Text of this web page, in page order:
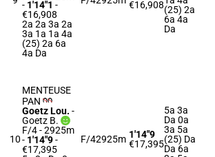
- 1'14"1 -
€16,908
2a 2a 3a 2a
3a 1a 1a 4a
(25) 2a 6a
4a Da
€16,908(25) 2a
6a 4a
Da
10
MENTEUSE
PAN
Goetz Lou. -
Goetz B.
F/4 - 2925m
- 1'14"9-
€17,395
F/42925m 1'14"9
€17,395
5a 3a
Da 0a
3a 5a
(25) Da
Da 6a